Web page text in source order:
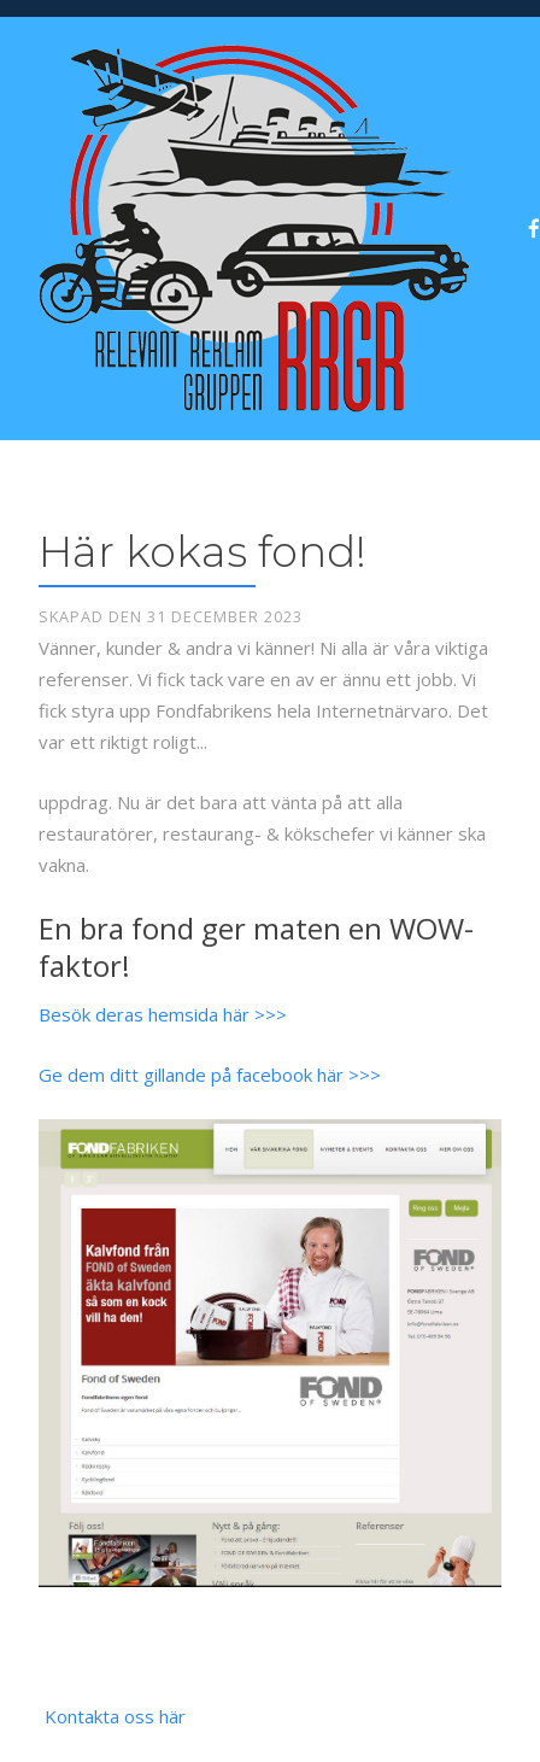
Här kokas fond!
SKAPAD DEN 31 DECEMBER 2023
Vänner, kunder & andra vi känner! Ni alla är våra viktiga
referenser. Vi fick tack vare en av er ännu ett jobb. Vi
fick styra upp Fondfabrikens hela Internetnärvaro. Det
var ett riktigt roligt...
uppdrag. Nu är det bara att vänta på att alla
restauratörer, restaurang- & kökschefer vi känner ska
vakna.
En bra fond ger maten en WOW-
faktor!
Besök deras hemsida här >>>
Ge dem ditt gillande på facebook här >>>
Kontakta oss här